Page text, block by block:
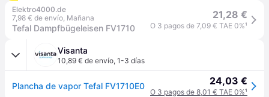
Elektro4000.de
7,98 € de envío, Mañana
Tefal Dampfbügeleisen FV1710
21,28 €
O 3 pagos de 7,09 € TAE 0%¹
Visanta
10,89 € de envío, 1-3 días
Plancha de vapor Tefal FV1710E0 24,03 €
O 3 pagos de 8,01 € TAE 0%¹